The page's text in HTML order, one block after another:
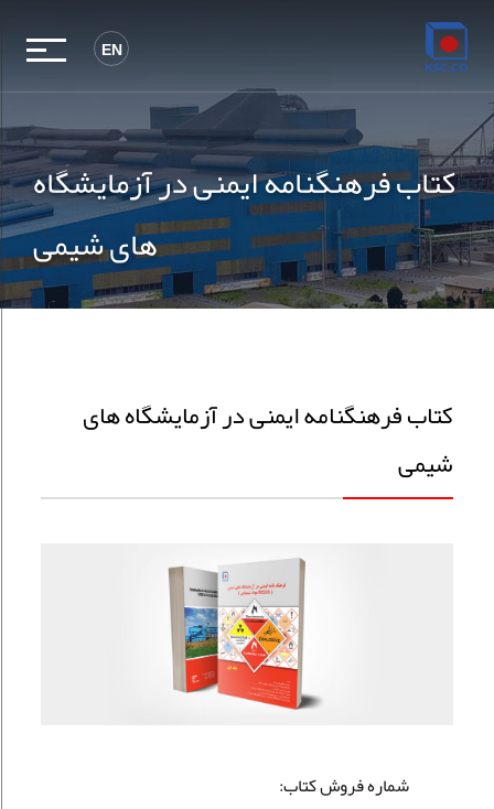
EN
کتاب فرهنگنامه ایمنی در آزمایشگاه
های شیمی
کتاب فرهنگنامه ایمنی در آزمایشگاه های
شیمی
شماره فروش کتاب: